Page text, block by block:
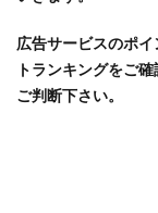
がもら
えるか
1.3
広告サービスのポ
トランキングをご
ご判断下さい。